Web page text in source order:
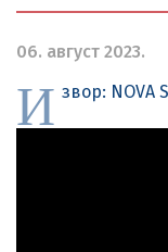
06. август 2023.
И звор: NOVA S